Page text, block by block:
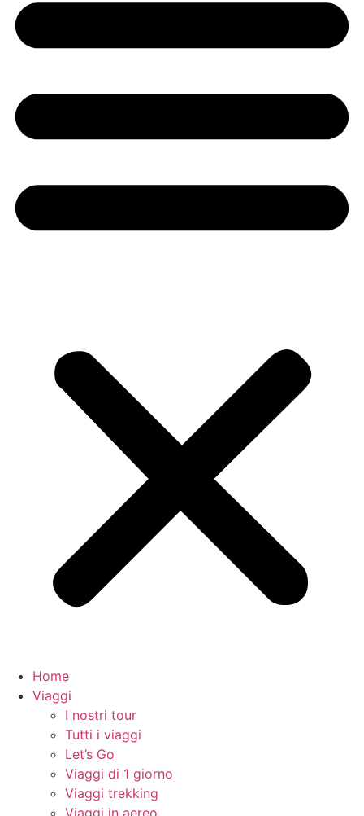
Home
Viaggi
I nostri tour
Tutti i viaggi
Let’s Go
Viaggi di 1 giorno
Viaggi trekking
Viaggi in aereo